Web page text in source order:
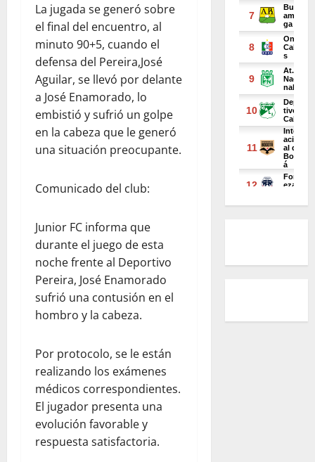
La jugada se generó sobre
el final del encuentro, al
minuto 90+5, cuando el
defensa del Pereira,José
Aguilar, se llevó por delante
a José Enamorado, lo
embistió y sufrió un golpe
en la cabeza que le generó
una situación preocupante.
Comunicado del club:
Junior FC informa que
durante el juego de esta
noche frente al Deportivo
Pereira, José Enamorado
sufrió una contusión en el
hombro y la cabeza.
Por protocolo, se le están
realizando los exámenes
médicos correspondientes.
El jugador presenta una
evolución favorable y
respuesta satisfactoria.